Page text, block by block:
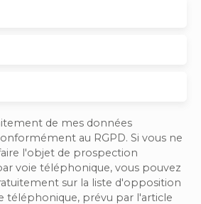
de mes données
au RGPD. Si vous ne
l'objet de prospection
voie téléphonique, vous pouvez
sur la liste d'opposition
téléphonique, prévu par l'article